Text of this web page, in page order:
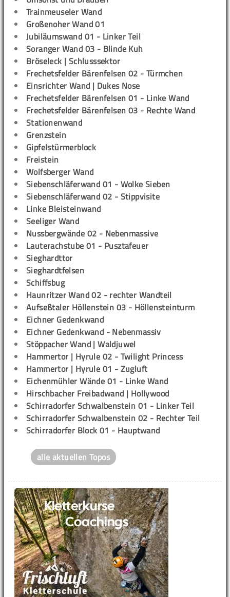
Trainmeuseler Wand
Großenoher Wand 01
Jubiläumswand 01 - Linker Teil
Soranger Wand 03 - Blinde Kuh
Bröseleck | Schlusssektor
Frechetsfelder Bärenfelsen 02 - Türmchen
Einsrichter Wand | Dukes Nose
Frechetsfelder Bärenfelsen 01 - Linke Wand
Frechetsfelder Bärenfelsen 03 - Rechte Wand
Stationenwand
Grenzstein
Gipfelstürmerblock
Freistein
Wolfsberger Wand
Siebenschläferwand 01 - Wolke Sieben
Siebenschläferwand 02 - Stippvisite
Linke Bleisteinwand
Seeliger Wand
Nussbergwände 02 - Nebenmassive
Lauterachstube 01 - Pusztafeuer
Sieghardttor
Sieghardtfelsen
Schiffsbug
Haunritzer Wand 02 - rechter Wandteil
Aufseßtaler Höllenstein 03 - Höllensteinturm
Eichner Gedenkwand
Eichner Gedenkwand - Nebenmassiv
Stöppacher Wand | Waldjuwel
Hammertor | Hyrule 02 - Twilight Princess
Hammertor | Hyrule 01 - Zugluft
Eichenmühler Wände 01 - Linke Wand
Hirschbacher Freibadwand | Hollywood
Schirradorfer Schwalbenstein 01 - Linker Teil
Schirradorfer Schwalbenstein 02 - Rechter Teil
Schirradorfer Block 01 - Hauptwand
alle aktuellen Topos